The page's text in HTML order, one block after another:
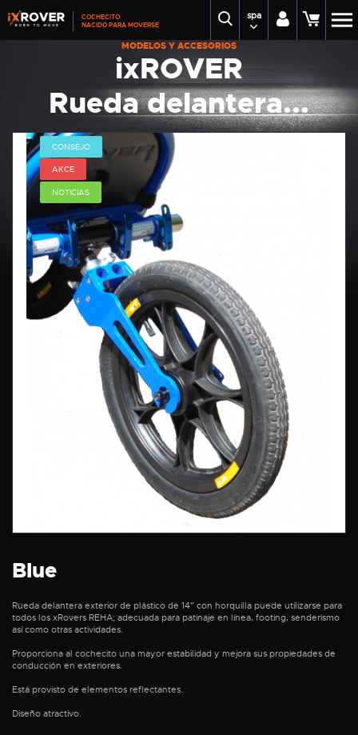
COCHECITO
NACIDO PARA MOVERSE
spa
MODELOS Y ACCESORIOS
ixROVER
Rueda delantera...
CONSEJO
AKCE
NOTICIAS
Blue
Rueda delantera exterior de plástico de 14" con horquilla puede utilizarse para
todos los xRovers REHA; adecuada para patinaje en línea, footing, senderismo
así como otras actividades.
Proporciona al cochecito una mayor estabilidad y mejora sus propiedades de
conducción en exteriores.
Está provisto de elementos reflectantes.
Diseño atractivo.